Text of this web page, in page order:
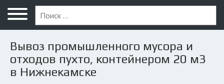
Меню
Главная
Вопрос юристу
Нижнекамск
Вывоз промышленного мусора и
отходов пухто, контейнером 20 м3
в Нижнекамске